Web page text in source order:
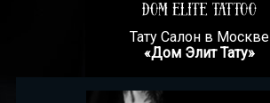
Тату Салон в Москве
«Дом Элит Тату»